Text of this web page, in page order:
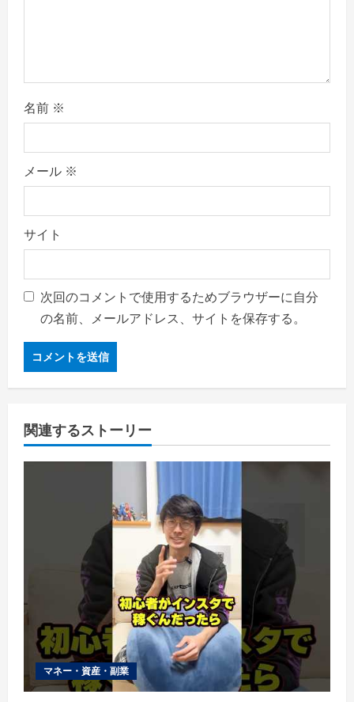
名前 ※
メール ※
サイト
次回のコメントで使用するためブラウザーに自分
の名前、メールアドレス、サイトを保存する。
関連するストーリー
マネー・資産・副業